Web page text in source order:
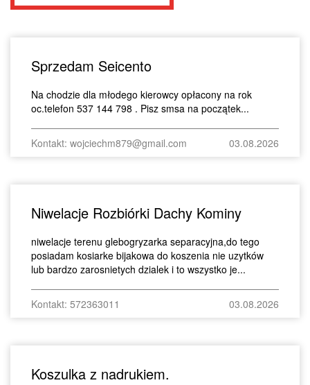
Sprzedam Seicento
Na chodzie dla młodego kierowcy opłacony na rok
oc.telefon 537 144 798 . Pisz smsa na początek...
Kontakt: wojciechm879@gmail.com 03.08.2026
Niwelacje Rozbiórki Dachy Kominy
niwelacje terenu glebogryzarka separacyjna,do tego
posiadam kosiarke bijakowa do koszenia nie uzytków
lub bardzo zarosnietych dzialek i to wszystko je...
Kontakt: 572363011 03.08.2026
Koszulka z nadrukiem.